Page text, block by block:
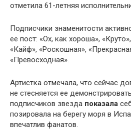
отметила 61-летняя
Подписчики знаменитости
ее пост: «Ох, как хороша»,
«Кайф», «Роскошная»,
«Превосходная».
Артистка отмечала, что сейчас
не стесняется ее
подписчиков звезда показала
позировала на берегу моря в
впечатлив фанатов.